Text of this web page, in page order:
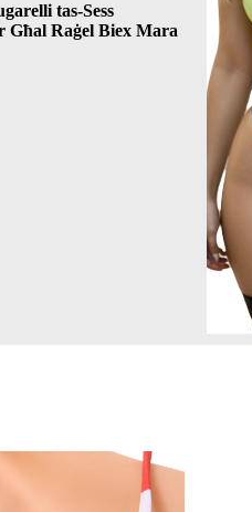
tas-Sess
Għal Raġel Biex Mara